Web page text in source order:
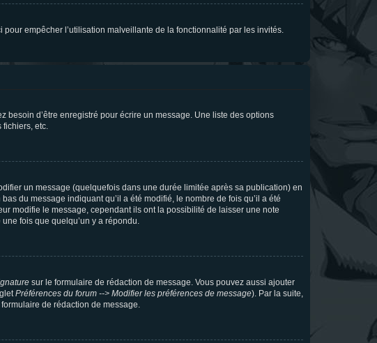
empêcher l’utilisation malveillante de la fonctionnalité par les invités.
besoin d’être enregistré pour écrire un message. Une liste des options
fichiers, etc.
un message (quelquefois dans une durée limitée après sa publication) en
du message indiquant qu’il a été modifié, le nombre de fois qu’il a été
modifie le message, cependant ils ont la possibilité de laisser une note
fois que quelqu’un y a répondu.
sur le formulaire de rédaction de message. Vous pouvez aussi ajouter
Préférences du forum --> Modifier les préférences de message). Par la suite,
de rédaction de message.